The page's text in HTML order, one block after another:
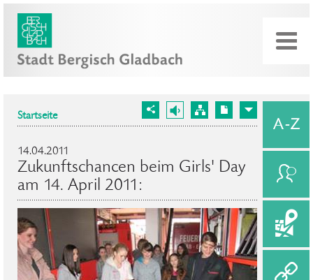
Startseite
14.04.2011
Zukunftschancen beim Girls' Day
am 14. April 2011: